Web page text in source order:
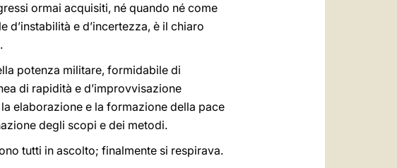
ormai acquisiti, né quando né come
e d’incertezza, è il chiaro
potenza militare, formidabile di
di rapidità e d’improvvisazione
elaborazione e la formazione della pace
degli scopi e dei metodi.
tutti in ascolto; finalmente si respirava.